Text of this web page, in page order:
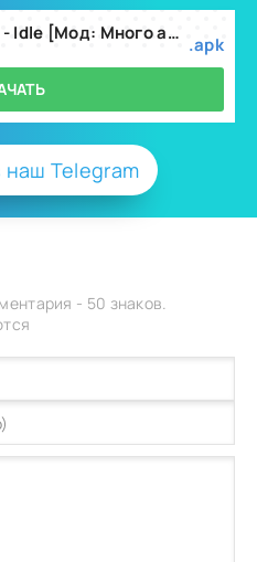
Тайкун Крипто Империи - Idle [Мод: Много алмазов] v3.7.0 .apk
наш Telegram
- 50 знаков.